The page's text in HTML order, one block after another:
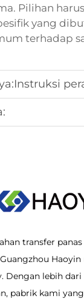
Pilihan
yang
terhadap
Instruksi perawatan apa yang paling
transfer
Haoyin
Dengan lebih
pabrik kami yang